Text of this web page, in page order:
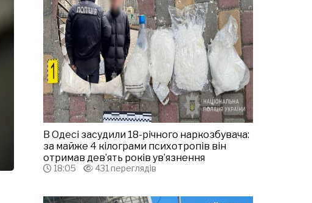
В Одесі засудили 18-річного наркозбувача:
за майже 4 кілограми психотропів він
отримав дев’ять років ув’язнення
18:05 431 переглядів